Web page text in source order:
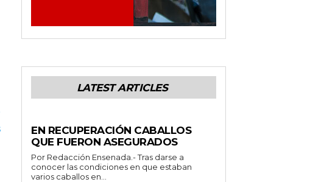
LATEST ARTICLES
EN RECUPERACIÓN CABALLOS
QUE FUERON ASEGURADOS
Por Redacción Ensenada.- Tras darse a
conocer las condiciones en que estaban
varios caballos en...